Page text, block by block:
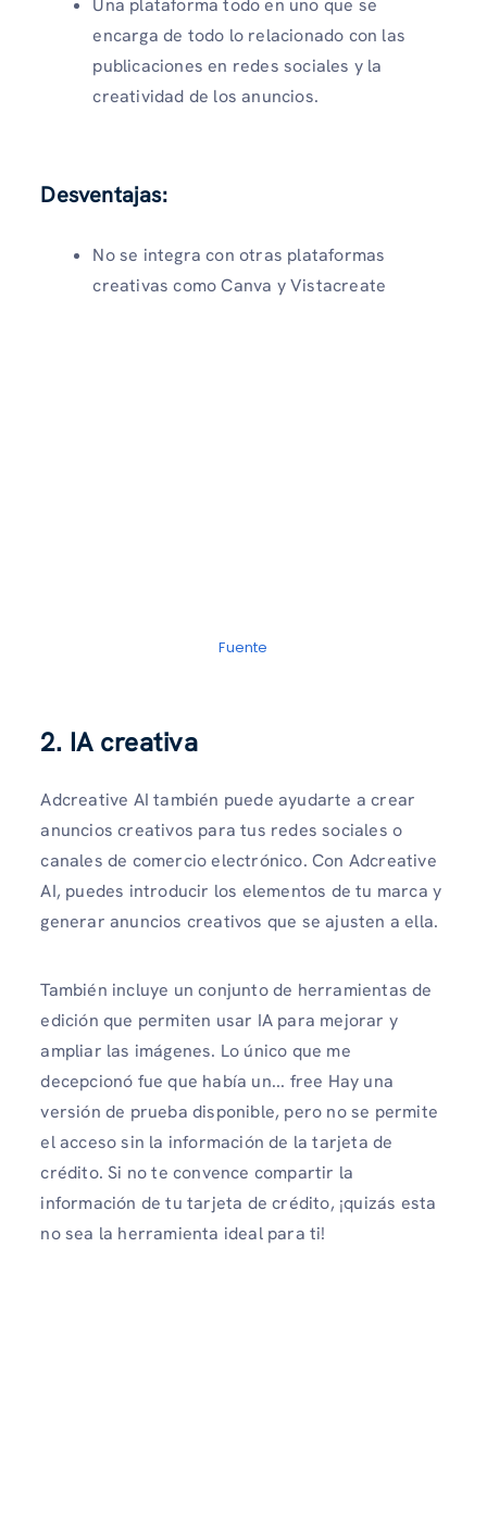
Una plataforma todo en uno que se
encarga de todo lo relacionado con las
publicaciones en redes sociales y la
creatividad de los anuncios.
Desventajas:
No se integra con otras plataformas
creativas como Canva y Vistacreate
Fuente
2. IA creativa
Adcreative AI también puede ayudarte a crear
anuncios creativos para tus redes sociales o
canales de comercio electrónico. Con Adcreative
AI, puedes introducir los elementos de tu marca y
generar anuncios creativos que se ajusten a ella.
También incluye un conjunto de herramientas de
edición que permiten usar IA para mejorar y
ampliar las imágenes. Lo único que me
decepcionó fue que había un... free Hay una
versión de prueba disponible, pero no se permite
el acceso sin la información de la tarjeta de
crédito. Si no te convence compartir la
información de tu tarjeta de crédito, ¡quizás esta
no sea la herramienta ideal para ti!